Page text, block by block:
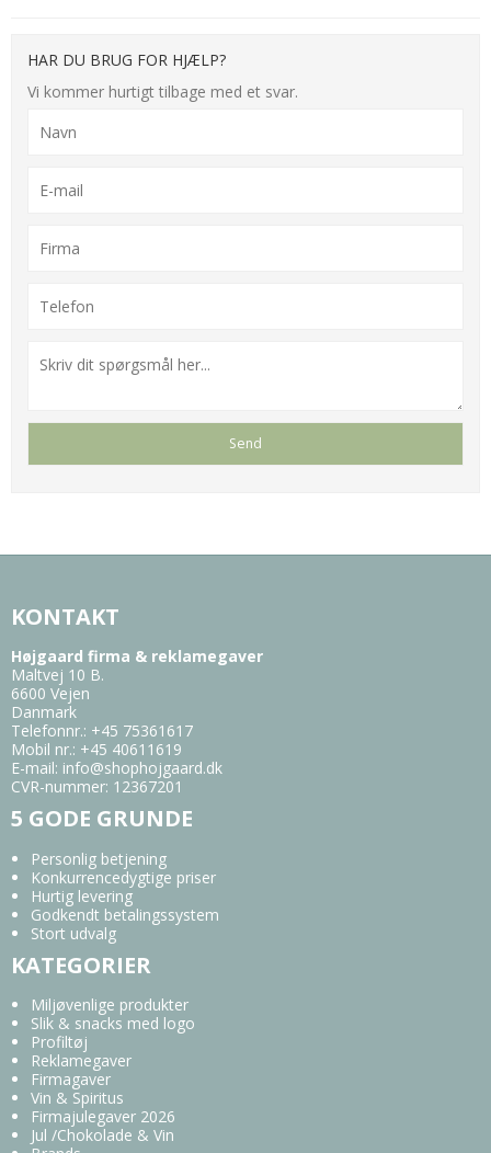
HAR DU BRUG FOR HJÆLP?
Vi kommer hurtigt tilbage med et svar.
KONTAKT
Højgaard firma & reklamegaver
Maltvej 10 B.
6600 Vejen
Danmark
Telefonnr.: +45 75361617
Mobil nr.: +45 40611619
E-mail: info@shophojgaard.dk
CVR-nummer: 12367201
5 GODE GRUNDE
Personlig betjening
Konkurrencedygtige priser
Hurtig levering
Godkendt betalingssystem
Stort udvalg
KATEGORIER
Miljøvenlige produkter
Slik & snacks med logo
Profiltøj
Reklamegaver
Firmagaver
Vin & Spiritus
Firmajulegaver 2026
Jul /Chokolade & Vin